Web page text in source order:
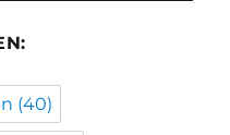
(40)